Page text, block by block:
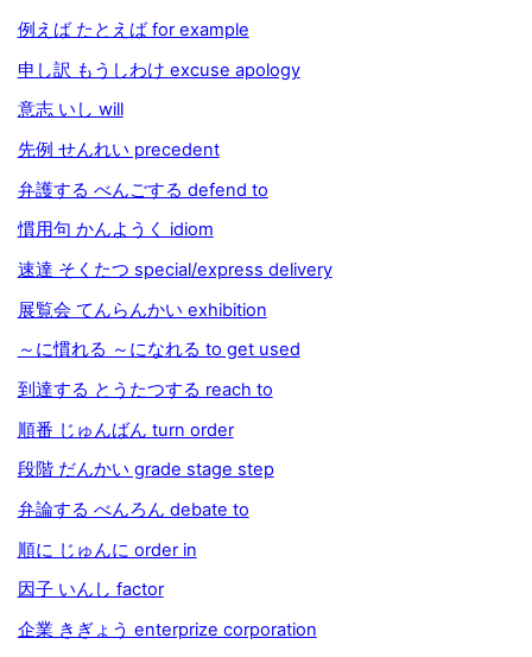
例えば たとえば for example
申し訳 もうしわけ excuse apology
意志 いし will
先例 せんれい precedent
弁護する べんごする defend to
慣用句 かんようく idiom
速達 そくたつ special/express delivery
展覧会 てんらんかい exhibition
～に慣れる ～になれる to get used
到達する とうたつする reach to
順番 じゅんばん turn order
段階 だんかい grade stage step
弁論する べんろん debate to
順に じゅんに order in
因子 いんし factor
企業 きぎょう enterprize corporation